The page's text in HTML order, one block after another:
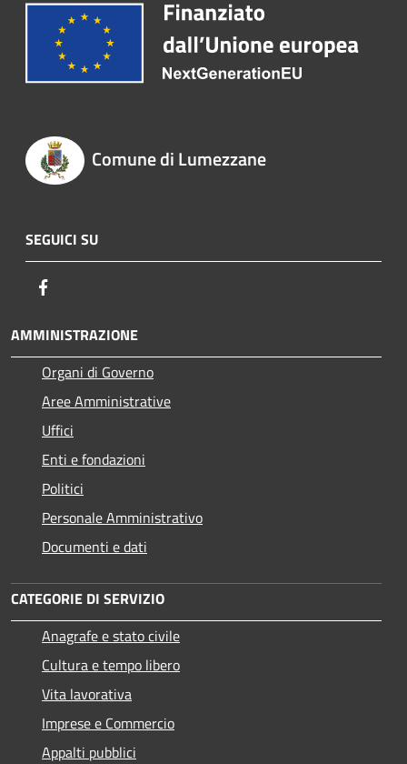
Comune di Lumezzane
SEGUICI SU
AMMINISTRAZIONE
Organi di Governo
Aree Amministrative
Uffici
Enti e fondazioni
Politici
Personale Amministrativo
Documenti e dati
CATEGORIE DI SERVIZIO
Anagrafe e stato civile
Cultura e tempo libero
Vita lavorativa
Imprese e Commercio
Appalti pubblici